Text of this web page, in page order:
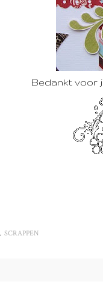
Bedankt voor
, SCRAPPEN